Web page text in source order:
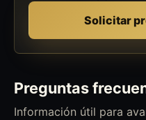
Solicitar
Preguntas
Información útil para